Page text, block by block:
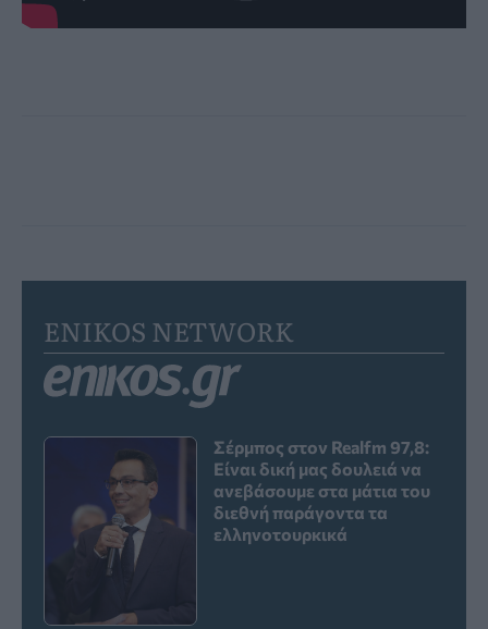
ENIKOS NETWORK
Σέρμπος στον Realfm 97,8:
Είναι δική μας δουλειά να
ανεβάσουμε στα μάτια του
διεθνή παράγοντα τα
ελληνοτουρκικά